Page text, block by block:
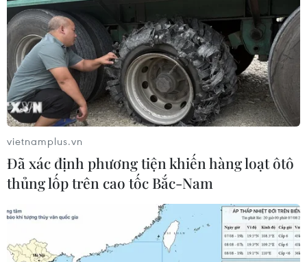
vietnamplus.vn
Đã xác định phương tiện khiến hàng loạt ôtô
thủng lốp trên cao tốc Bắc-Nam